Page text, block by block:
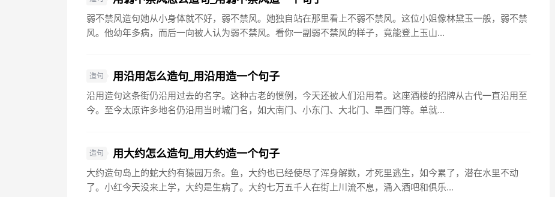
弱不禁风造句她从小身体就不好，弱不禁风。她独自站在那里看上不弱不禁风。这位小姐像林黛玉一般，弱不禁
风。他幼年多病，而后一向被人认为弱不禁风。看你一副弱不禁风的样子，竟能登上玉山...
造句 用沿用怎么造句_用沿用造一个句子
沿用造句这条街仍沿用过去的名字。这种古老的惯例，今天还被人们沿用着。这座酒楼的招牌从古代一直沿用至
今。至今太原许多地名仍沿用当时城门名，如大南门、小东门、大北门、旱西门等。单就...
造句 用大约怎么造句_用大约造一个句子
大约造句岛上的蛇大约有猿园万条。鱼，大约也已经使尽了浑身解数，才死里逃生，如今累了，潜在水里不动
了。小红今天没来上学，大约是生病了。大约七万五千人在街上川流不息，涌入酒吧和俱乐...